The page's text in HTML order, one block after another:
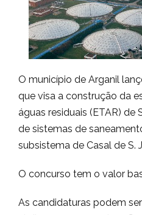
O município de Arganil
que visa a construção da
águas residuais (ETAR) de
de sistemas de
subsistema de Casal de S.
O concurso tem o valor
As candidaturas podem